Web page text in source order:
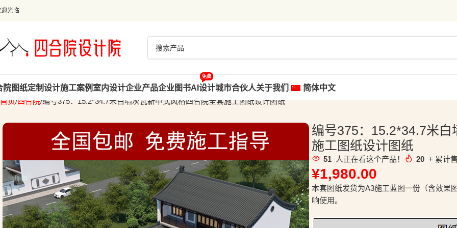
光临
院图纸定制设计施工案例 室内设计企业产品企业图书AI设计
免费
城市合伙人关于我们
简体中文
首页 四合院 编号375：15.2*34.7米白墙灰瓦新中式风格四合院全套施工图纸设计图纸
编号375：15.2*34.7米
施工图纸设计图纸
51 人正在看这个产品！ 20 + 累计
¥1,980.00
本套图纸发货为A3施工蓝图一份（含效果
响使用。